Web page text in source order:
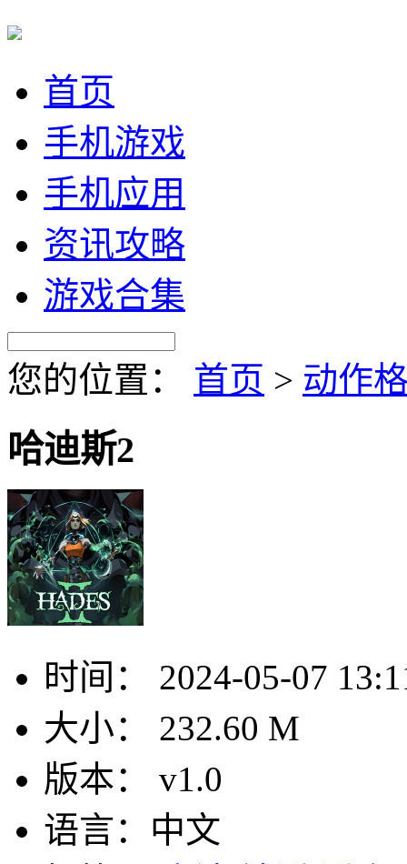
首页
手机游戏
手机应用
资讯攻略
游戏合集
您的位置： 首页 > 动作
哈迪斯2
时间：
2024-05-07
大小：
232.60 M
版本：
v1.0
语言： 中文